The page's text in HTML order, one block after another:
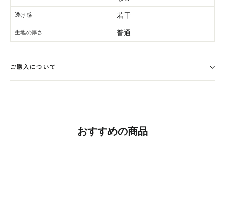
透け感 若干
生地の厚さ 普通
ご購入について
おすすめの商品